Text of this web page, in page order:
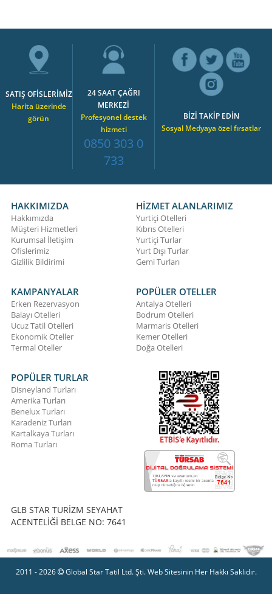
SATIŞ OFİSLERİMİZ
Harita üzerinde
görün
24 SAAT ÇAĞRI
MERKEZİ
Profesyonel destek
hizmeti
0850 303 0
733
BİZİ TAKİP EDİN
Sosyal Medyaya özel fırsatlar
HAKKIMIZDA
Hakkımızda
Müşteri Hizmetleri
Kurumsal İletişim
Ofislerimiz
Gizlilik Bildirimi
HİZMET ALANLARIMIZ
Yurtiçi Otelleri
Kıbrıs Otelleri
Yurtiçi Turlar
Yurt Dışı Turlar
Gemi Turları
KAMPANYALAR
Erken Rezervasyon
Balayı Otelleri
Ucuz Tatil Otelleri
Ekonomik Oteller
Termal Oteller
POPÜLER OTELLER
Antalya Otelleri
Bodrum Otelleri
Marmaris Otelleri
Kemer Otelleri
Doğa Otelleri
POPÜLER TURLAR
Disneyland Turları
Amerika Turları
Benelux Turları
Karadeniz Turları
Kartalkaya Turları
Roma Turları
GLB STAR TURİZM SEYAHAT
ACENTELİĞİ BELGE NO: 7641
2011 - 2026 Global Star Tatil Ltd. Şti. Web Sitesinin Her Hakkı Saklıdır.